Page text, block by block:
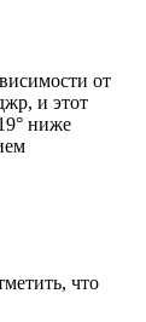
от
и этот
ниже
что